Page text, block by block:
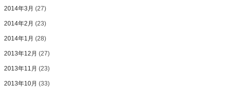
2014年3月 (27)
2014年2月 (23)
2014年1月 (28)
2013年12月 (27)
2013年11月 (23)
2013年10月 (33)